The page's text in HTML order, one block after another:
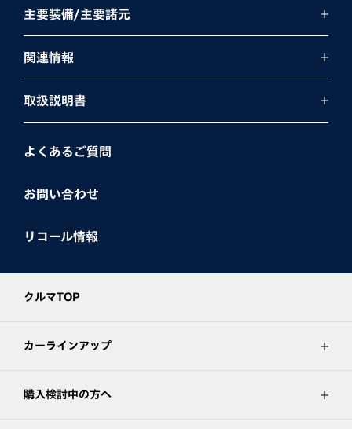
主要装備/主要諸元
関連情報
取扱説明書
よくあるご質問
お問い合わせ
リコール情報
クルマTOP
カーラインアップ
購入検討中の方へ